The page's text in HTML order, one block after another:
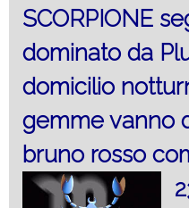
SCORPIONE
dominato da
domicilio
gemme vanno
bruno rosso